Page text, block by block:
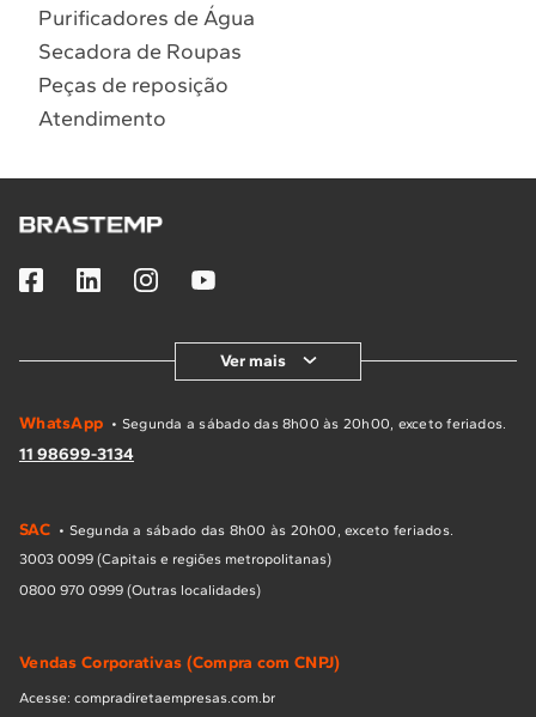
Purificadores de Água
Secadora de Roupas
Peças de reposição
Atendimento
Ver mais
WhatsApp • Segunda a sábado das 8h00 às 20h00, exceto feriados.
11 98699-3134
SAC • Segunda a sábado das 8h00 às 20h00, exceto feriados.
3003 0099 (Capitais e regiões metropolitanas)
0800 970 0999 (Outras localidades)
Vendas Corporativas (Compra com CNPJ)
Acesse: compradiretaempresas.com.br